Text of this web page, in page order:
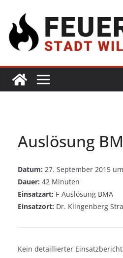
Auslösung
Datum: 27. September 2015
Dauer: 42 Minuten
Einsatzart: F-Auslösung BMA
Einsatzort: Dr. Klingenberg
Kein detaillierter